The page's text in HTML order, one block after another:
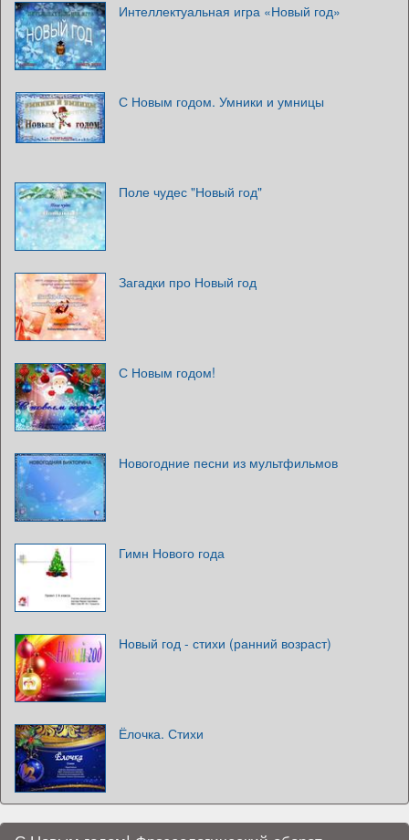
Интеллектуальная игра «Новый год»
С Новым годом. Умники и умницы
Поле чудес "Новый год"
Загадки про Новый год
С Новым годом!
Новогодние песни из мультфильмов
Гимн Нового года
Новый год - стихи (ранний возраст)
Ёлочка. Стихи